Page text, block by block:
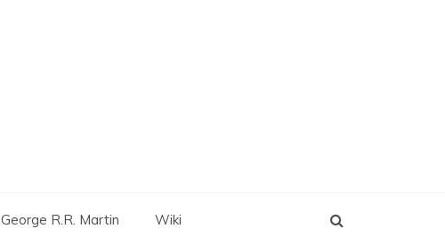
George R.R. Martin Wiki